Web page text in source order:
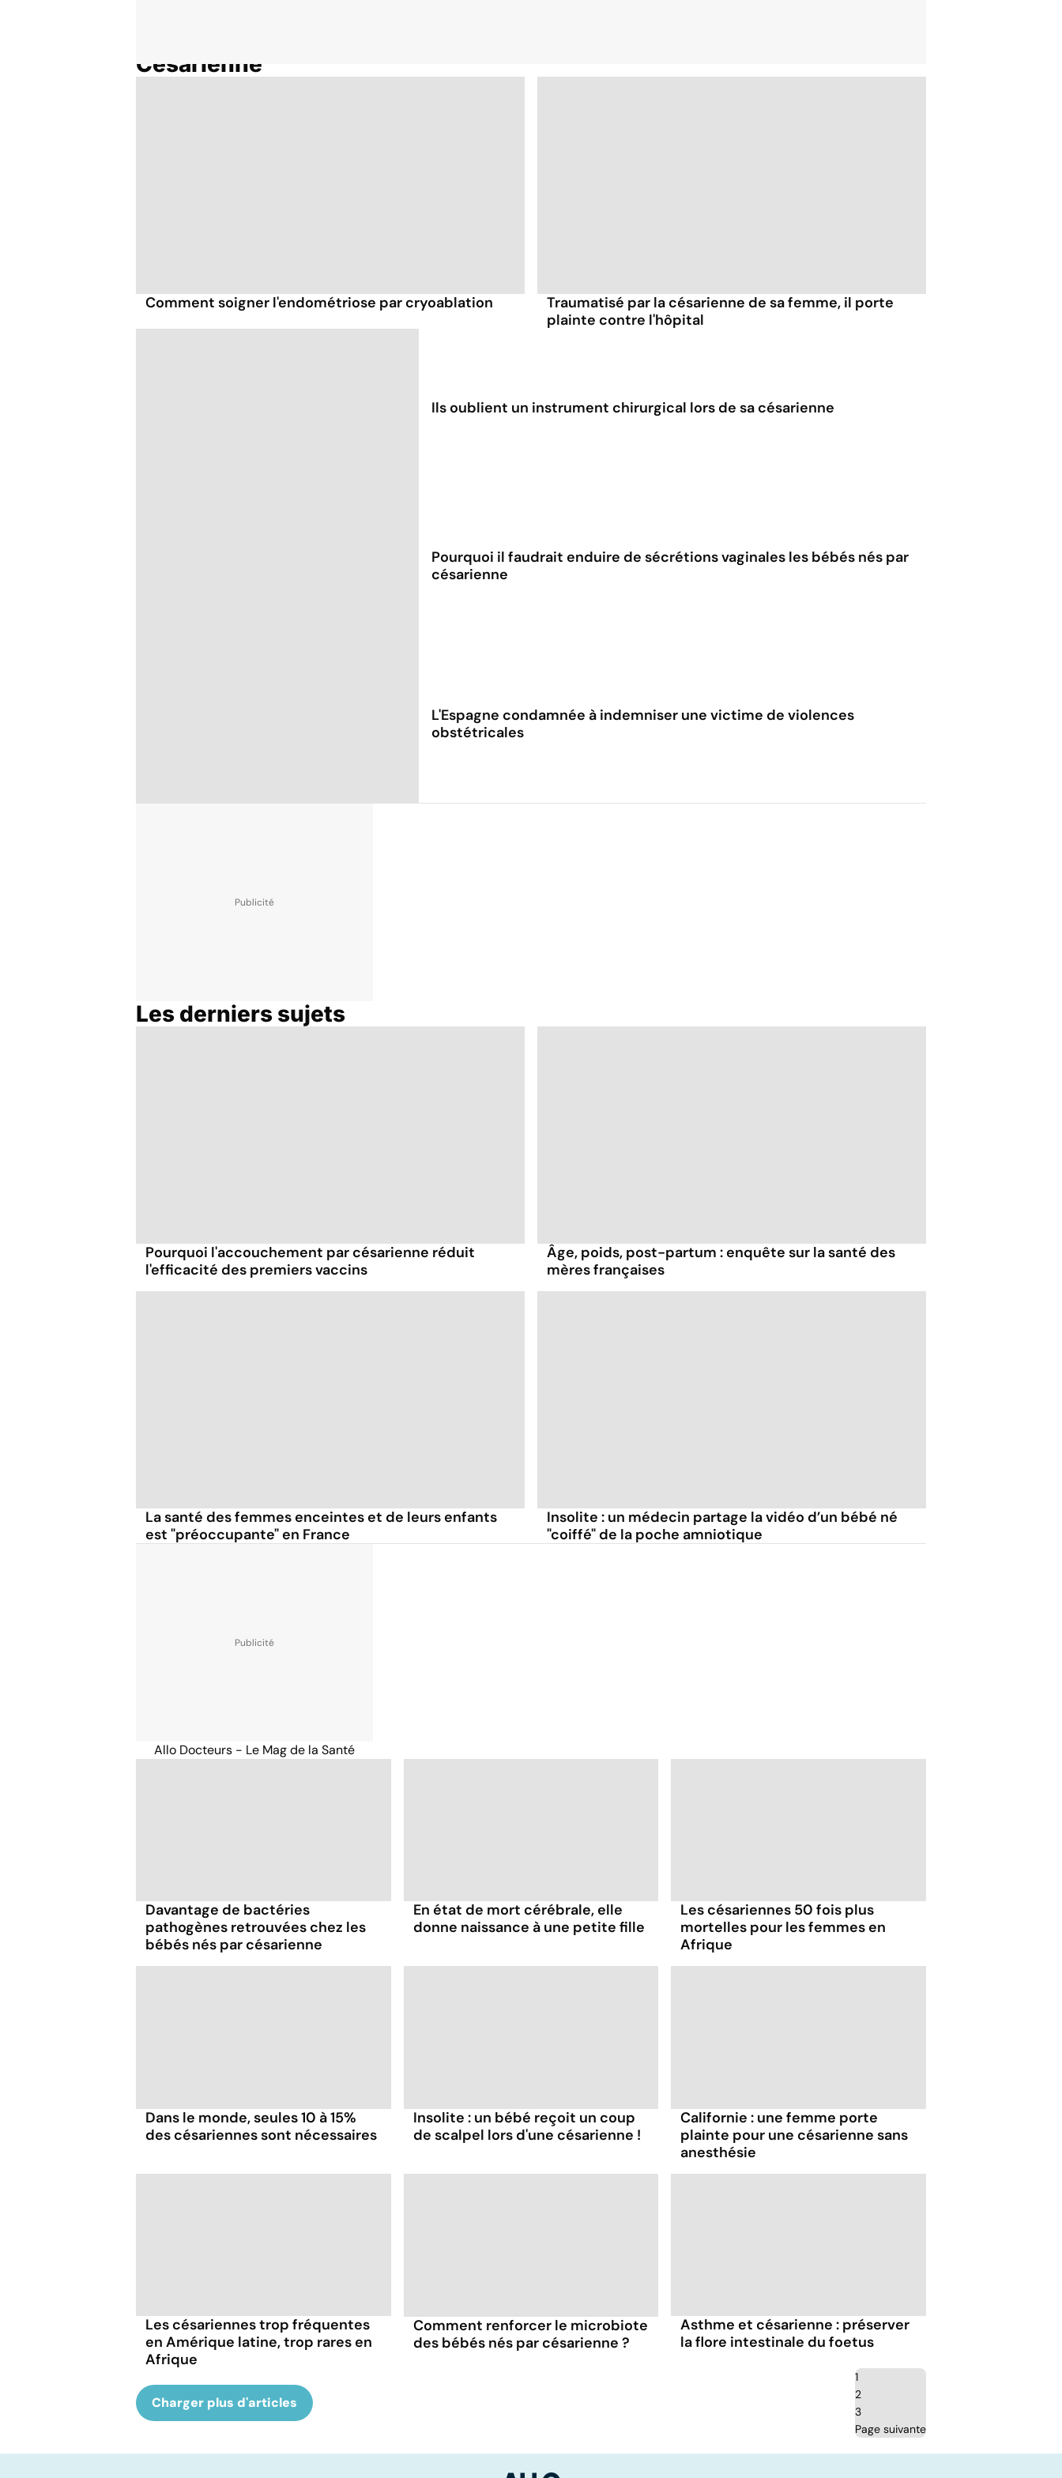
Césarienne
Comment soigner l'endométriose par cryoablation
Traumatisé par la césarienne de sa femme, il porte
plainte contre l'hôpital
Ils oublient un instrument chirurgical lors de sa césarienne
Pourquoi il faudrait enduire de sécrétions vaginales les bébés nés par
césarienne
L'Espagne condamnée à indemniser une victime de violences
obstétricales
Les derniers sujets
Pourquoi l'accouchement par césarienne réduit
l'efficacité des premiers vaccins
Âge, poids, post-partum : enquête sur la santé des
mères françaises
La santé des femmes enceintes et de leurs enfants
est "préoccupante" en France
Insolite : un médecin partage la vidéo d’un bébé né
"coiffé" de la poche amniotique
Allo Docteurs - Le Mag de la Santé
Davantage de bactéries
pathogènes retrouvées chez les
bébés nés par césarienne
En état de mort cérébrale, elle
donne naissance à une petite fille
Les césariennes 50 fois plus
mortelles pour les femmes en
Afrique
Dans le monde, seules 10 à 15%
des césariennes sont nécessaires
Insolite : un bébé reçoit un coup
de scalpel lors d'une césarienne !
Californie : une femme porte
plainte pour une césarienne sans
anesthésie
Les césariennes trop fréquentes
en Amérique latine, trop rares en
Afrique
Comment renforcer le microbiote
des bébés nés par césarienne ?
Asthme et césarienne : préserver
la flore intestinale du foetus
Charger plus d'articles
1
2
3
Page suivante